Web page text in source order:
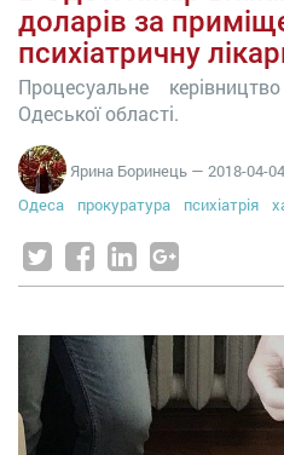
доларів за
психіатричну
Процесуальне
Одеської області.
Ярина Боринець — 2018-04-04
Одеса
прокуратура психіатрія